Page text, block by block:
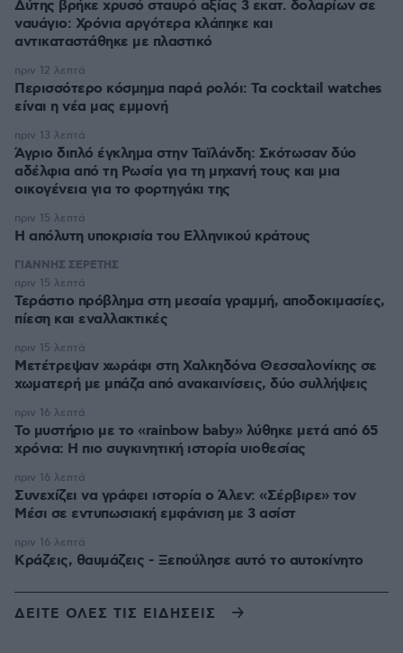
Δύτης βρήκε χρυσό σταυρό αξίας 3 εκατ. δολαρίων σε
ναυάγιο: Χρόνια αργότερα κλάπηκε και
αντικαταστάθηκε με πλαστικό
Περισσότερο κόσμημα παρά ρολόι: Τα cocktail watches
είναι η νέα μας εμμονή
πριν 12 λεπτά
Άγριο διπλό έγκλημα στην Ταϊλάνδη: Σκότωσαν δύο
αδέλφια από τη Ρωσία για τη μηχανή τους και μια
οικογένεια για το φορτηγάκι της
πριν 13 λεπτά
Η απόλυτη υποκρισία του Ελληνικού κράτους
πριν 15 λεπτά
ΓΙΑΝΝΗΣ ΣΕΡΕΤΗΣ
Τεράστιο πρόβλημα στη μεσαία γραμμή, αποδοκιμασίες,
πίεση και εναλλακτικές
πριν 15 λεπτά
Μετέτρεψαν χωράφι στη Χαλκηδόνα Θεσσαλονίκης σε
χωματερή με μπάζα από ανακαινίσεις, δύο συλλήψεις
πριν 15 λεπτά
Το μυστήριο με το «rainbow baby» λύθηκε μετά από 65
χρόνια: Η πιο συγκινητική ιστορία υιοθεσίας
πριν 16 λεπτά
Συνεχίζει να γράφει ιστορία ο Άλεν: «Σέρβιρε» τον
Μέσι σε εντυπωσιακή εμφάνιση με 3 ασίστ
πριν 16 λεπτά
Κράζεις, θαυμάζεις - Ξεπούλησε αυτό το αυτοκίνητο
πριν 16 λεπτά
ΔΕΙΤΕ ΟΛΕΣ ΤΙΣ ΕΙΔΗΣΕΙΣ